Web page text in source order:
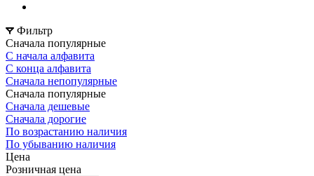
Фильтр
Сначала популярные
С начала алфавита
С конца алфавита
Сначала непопулярные
Сначала популярные
Сначала дешевые
Сначала дорогие
По возрастанию наличия
По убыванию наличия
Цена
Розничная цена